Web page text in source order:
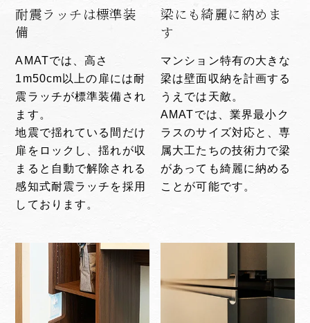
耐震ラッチは標準装
備
AMATでは、高さ
1m50cm以上の扉には耐
震ラッチが標準装備され
ます。
地震で揺れている間だけ
扉をロックし、揺れが収
まると自動で解除される
感知式耐震ラッチを採用
しております。
梁にも綺麗に納めま
す
マンション特有の大きな
梁は壁面収納を計画する
うえでは天敵。
AMATでは、業界最小ク
ラスのサイズ対応と、専
属大工たちの技術力で梁
があっても綺麗に納める
ことが可能です。